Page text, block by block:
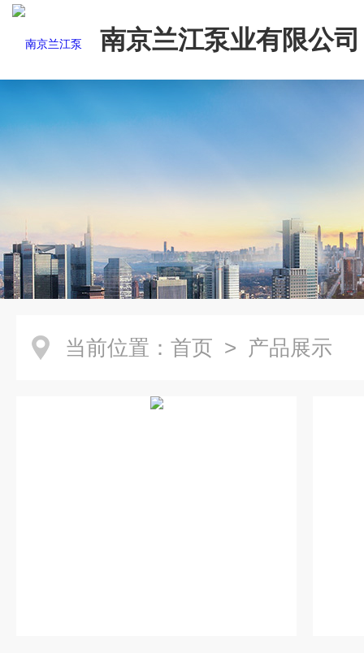
南京兰江泵业有限公司
当前位置： 首页 > 产品展示